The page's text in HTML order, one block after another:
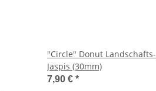
"Circle" Donut Landschafts-
Jaspis (30mm)
7,90 € *